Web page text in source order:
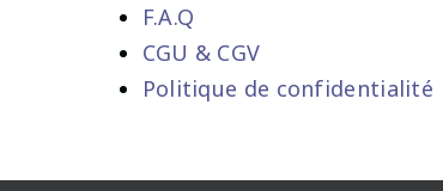
F.A.Q
CGU & CGV
Politique de confidentialité